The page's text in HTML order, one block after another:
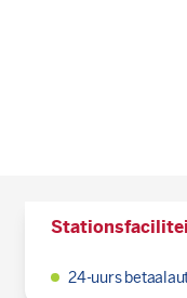
24-uurs